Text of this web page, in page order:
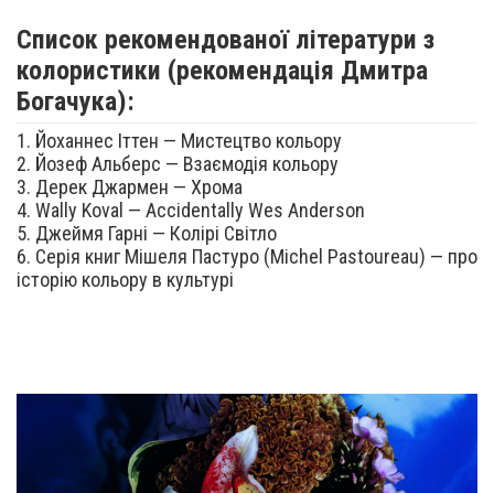
Список рекомендованої літератури з
колористики (рекомендація Дмитра
Богачука):
1. Йоханнес Іттен — Мистецтво кольору
2. Йозеф Альберс — Взаємодія кольору
3. Дерек Джармен — Хрома
4. Wally Koval — Accidentally Wes Anderson
5. Джеймя Гарні — Колірі Світло
6. Серія книг Мішеля Пастуро (Michel Pastoureau) — про
історію кольору в культурі